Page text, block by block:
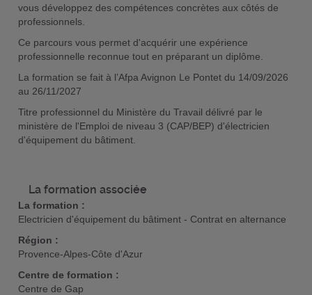
vous développez des compétences concrètes aux côtés de
professionnels.
Ce parcours vous permet d'acquérir une expérience
professionnelle reconnue tout en préparant un diplôme.
La formation se fait à l’Afpa Avignon Le Pontet du 14/09/2026
au 26/11/2027
Titre professionnel du Ministère du Travail délivré par le
ministère de l'Emploi de niveau 3 (CAP/BEP) d'électricien
d'équipement du bâtiment.
La formation associée
La formation :
Electricien d'équipement du bâtiment - Contrat en alternance
Région :
Provence-Alpes-Côte d'Azur
Centre de formation :
Centre de Gap